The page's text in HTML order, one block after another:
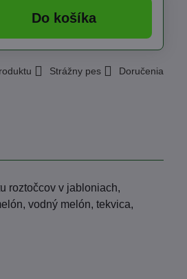
Do košíka
Strážny pes Doručenia
roztočcov v jabloniach,
vodný melón, tekvica,